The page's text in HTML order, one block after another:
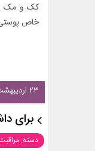
کک و مک
خاص
۲۳ اردیبهشت ۱۳۹۶ - ۱۰:۰۱
برای
دسته: